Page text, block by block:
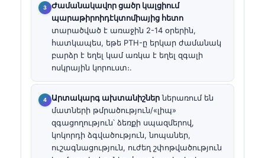
Ժամանակավոր ցածր կալցիում
պարաթիրոիդէկտոմիայից հետո
տարածված է առաջին 2-14 օրերին,
հատկապես, եթե PTH-ը երկար ժամանակ
բարձր է եղել կամ առկա է եղել զգալի
ոսկրային կորուստ։.
Արտակարգ ախտանիշներներառում են
մատների թմրածություն/«լիպ»
զգացողություն՝ ձեռքի սպազմերով,
կոկորդի ձգվածություն, նոպաներ,
ուշագնացություն, ուժեղ շփոթվածություն